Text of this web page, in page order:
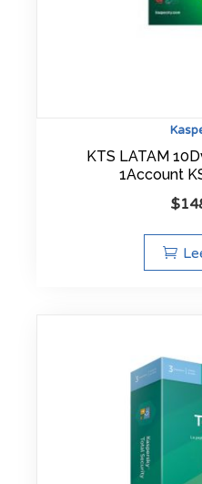
KTS LATAM
1Account
$